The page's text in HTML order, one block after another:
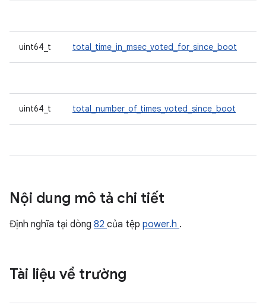
uint64_t total_time_in_msec_voted_for_since_boot
uint64_t total_number_of_times_voted_since_boot
Nội dung mô tả chi tiết
Định nghĩa tại dòng 82 của tệp power.h .
Tài liệu về trường